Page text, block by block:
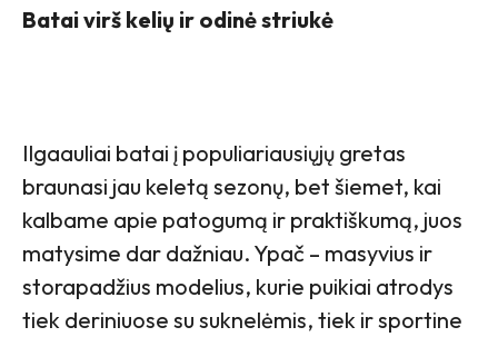
Batai virš kelių ir odinė striukė
Ilgaauliai batai į populiariausiųjų gretas
braunasi jau keletą sezonų, bet šiemet, kai
kalbame apie patogumą ir praktiškumą, juos
matysime dar dažniau. Ypač – masyvius ir
storapadžius modelius, kurie puikiai atrodys
tiek deriniuose su suknelėmis, tiek ir sportine